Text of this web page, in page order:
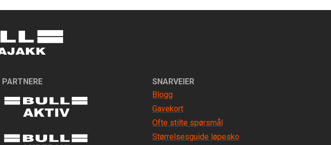
PARTNERE
SNARVEIER
Blogg
Gavekort
Ofte stilte spørsmål
Størrelsesguide løpesko